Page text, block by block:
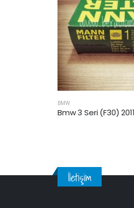
Bmw 3 Seri (F30) 2011-2016 Arası Dizel Hava Filtresi
İletişim